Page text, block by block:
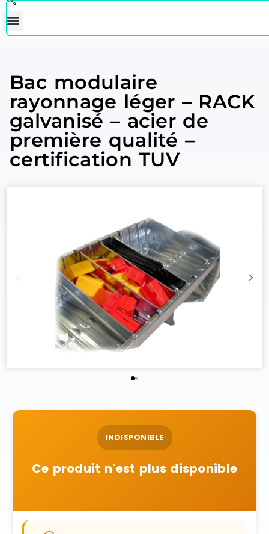
Bac modulaire
rayonnage léger – RACK
galvanisé – acier de
première qualité –
certification TUV
INDISPONIBLE
Ce produit n'est plus disponible